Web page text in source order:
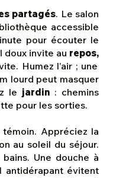
partagés. Le salon
accessible
pour écouter le
doux invite au repos,
Humez l’air ; une
lourd peut masquer
le jardin : chemins
pour les sorties.
Appréciez la
au soleil du séjour.
Une douche à
antidérapant évitent